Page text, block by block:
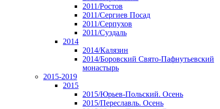
2011/Ростов
2011/Сергиев Посад
2011/Серпухов
2011/Суздаль
2014
2014/Калязин
2014/Боровский Свято-Пафнутьевский
монастырь
2015-2019
2015
2015/Юрьев-Польский. Осень
2015/Переславль. Осень